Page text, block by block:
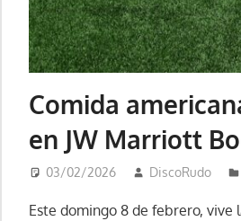
Comida
en JW Marriott
03/02/2026 DiscoRudo
Este domingo 8 de febrero,